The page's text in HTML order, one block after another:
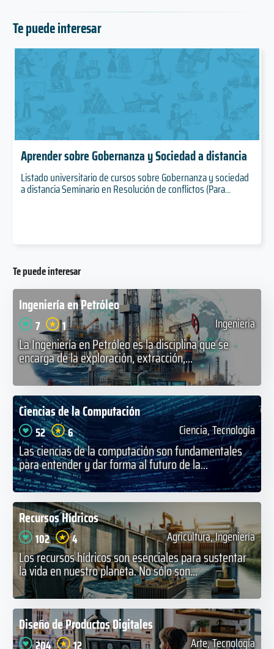
Te puede interesar
Aprender sobre Gobernanza y Sociedad a distancia
Listado universitario de cursos sobre Gobernanza y sociedad
a distancia Seminario en Resolución de conflictos (Para...
Te puede interesar
Ingeniería en Petróleo
7 1 Ingeniería
La Ingeniería en Petróleo es la disciplina que se
encarga de la exploración, extracción,...
Ciencias de la Computación
52 6 Ciencia, Tecnología
Las ciencias de la computación son fundamentales
para entender y dar forma al futuro de la...
Recursos Hídricos
102 4 Agricultura, Ingeniería
Los recursos hídricos son esenciales para sustentar
la vida en nuestro planeta. No sólo son...
Diseño de Productos Digitales
Arte, Tecnología